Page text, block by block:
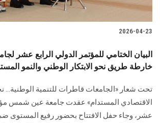
2026-04-23
البيان الختامي للمؤتمر الدولي الرابع عشر
خارطة طريق نحو الابتكار الوطني والنمو
تحت شعار «الجامعات قاطرات للتنمية الوطنية…
الاقتصادي المستدام» عقدت جامعة عين شمس
عشر، وجاء حفل الافتتاح بحضور رفيع المستوى